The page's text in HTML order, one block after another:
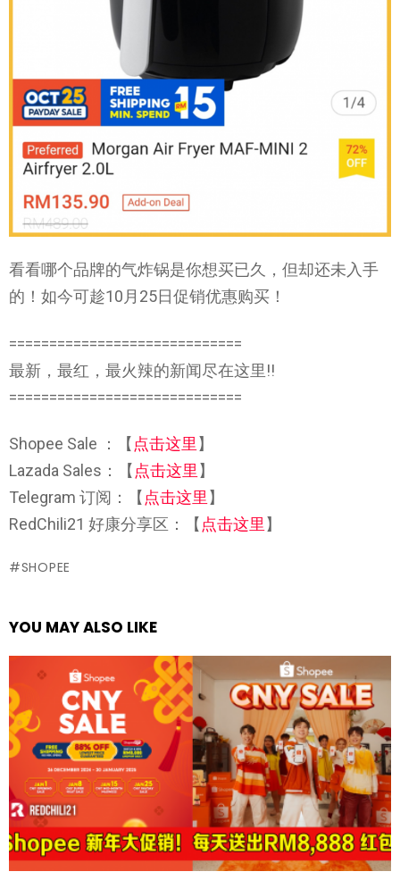
看看哪个品牌的气炸锅是你想买已久，但却还未入手
的！如今可趁10月25日促销优惠购买！
=============================
最新，最红，最火辣的新闻尽在这里!!
=============================
Shopee Sale ：【 点击这里 】
Lazada Sales：【 点击这里 】
Telegram 订阅：【 点击这里 】
RedChili21 好康分享区：【 点击这里 】
SHOPEE
YOU MAY ALSO LIKE